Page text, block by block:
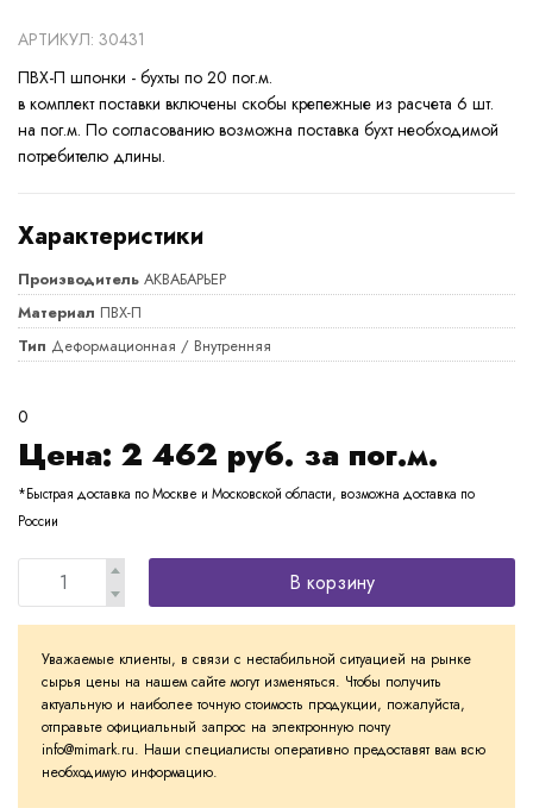
АРТИКУЛ: 30431
ПВХ-П шпонки - бухты по 20 пог.м.
в комплект поставки включены скобы крепежные из расчета 6 шт.
на пог.м. По согласованию возможна поставка бухт необходимой
потребителю длины.
Характеристики
Производитель АКВАБАРЬЕР
Материал ПВХ-П
Тип Деформационная / Внутренняя
0
Цена: 2 462 руб. за пог.м.
*Быстрая доставка по Москве и Московской области, возможна доставка по
России
В корзину
Уважаемые клиенты, в связи с нестабильной ситуацией на рынке
сырья цены на нашем сайте могут изменяться. Чтобы получить
актуальную и наиболее точную стоимость продукции, пожалуйста,
отправьте официальный запрос на электронную почту
info@mimark.ru. Наши специалисты оперативно предоставят вам всю
необходимую информацию.